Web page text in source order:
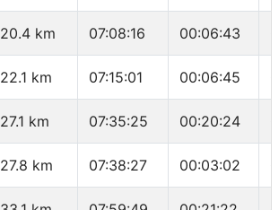
20.4 km 07:08:16 00:06:43
22.1 km 07:15:01 00:06:45
27.1 km 07:35:25 00:20:24
27.8 km 07:38:27 00:03:02